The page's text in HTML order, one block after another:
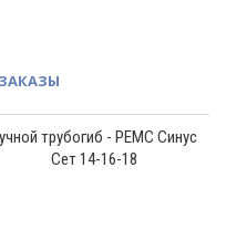
трубогиб - РЕМС Синус
Сет 14-16-18